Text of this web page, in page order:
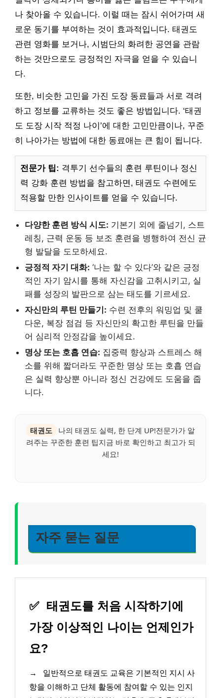
나 찾아올 수 있습니다. 이럴 때는 잠시 쉬어가며 새
로운 동기를 부여하는 것이 효과적입니다. 태권도
관련 영화를 보거나, 시범단의 화려한 공연을 관람
하는 것만으로도 긍정적인 자극을 얻을 수 있습니
다.
또한, 비슷한 고민을 가진 도장 동료들과 서로 격려
하고 정보를 교류하는 것도 좋은 방법입니다. ‘태권
도 도장 시작 적정 나이’에 대한 고민만큼이나, 꾸준
히 나아가는 방법에 대한 동료애는 큰 힘이 됩니다.
전문가 팁: 격투기 선수들의 훈련 루틴이나 정신
력 강화 훈련 방법을 참고하면, 태권도 수련에도
적용할 만한 인사이트를 얻을 수 있습니다.
다양한 훈련 방식 시도: 기본기 외에 줄넘기, 스트
레칭, 근력 운동 등 보조 훈련을 병행하여 전신 균
형 발달을 도모하세요.
긍정적 자기 대화: ‘나는 할 수 있다’와 같은 긍정
적인 자기 암시를 통해 자신감을 고취시키고, 실
패를 성장의 발판으로 삼는 태도를 기르세요.
자신만의 루틴 만들기: 수련 전후의 워밍업 및 쿨
다운, 복장 점검 등 자신만의 확고한 루틴을 만들
어 심리적 안정감을 높이세요.
명상 또는 호흡 연습: 집중력 향상과 스트레스 해
소를 위해 짧더라도 꾸준한 명상 또는 호흡 연습
은 실력 향상뿐 아니라 정신 건강에도 도움을 줍
니다.
태권도
나의 태권도 실력, 한 단계 UP!전문가가 알
려주는 꾸준한 훈련 팁지금 바로 확인하고 최고가 되
세요!
자주 묻는 질문
✅ 태권도를 처음 시작하기에
가장 이상적인 나이는 언제인가
요?
→
일반적으로 태권도 교육은 기본적인 지시 사
항을 이해하고 단체 활동에 참여할 수 있는 인지